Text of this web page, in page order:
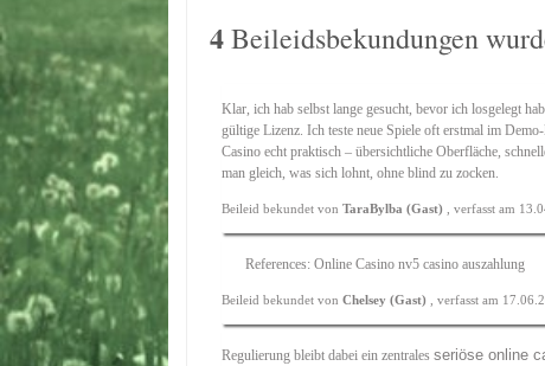
4Beileidsbekundungen
Klar, ich hab selbst lange gesucht, bevor ich losgelegt
gültige Lizenz. Ich teste neue Spiele oft erstmal im
Casino echt praktisch – übersichtliche Oberfläche,
man gleich, was sich lohnt, ohne blind zu zocken.
Beileid bekundet vonTaraBylba (Gast) , verfasst am
References: Online Casino nv5 casino auszahlung
Beileid bekundet vonChelsey (Gast) , verfasst am
Regulierung bleibt dabei ein zentralesseriöse online